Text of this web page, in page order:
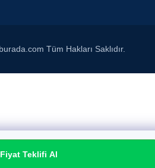
Fiyat Teklifi Al
Tüm Hakları Saklıdır.